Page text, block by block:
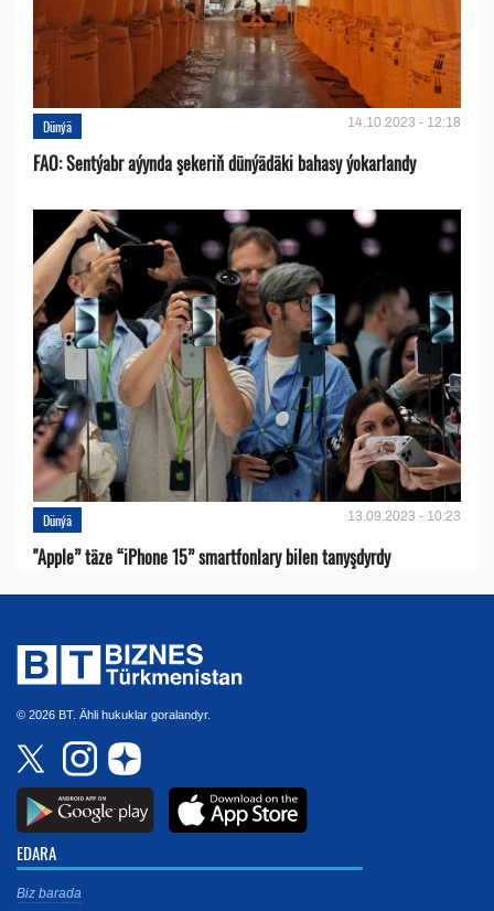
Dünýä 14.10.2023 - 12:18
FAO: Sentýabr aýynda şekeriň dünýädäki bahasy ýokarlandy
Dünýä 13.09.2023 - 10:23
"Apple” täze “iPhone 15” smartfonlary bilen tanyşdyrdy
© 2026 BT. Ähli hukuklar goralandyr.
EDARA
Biz barada